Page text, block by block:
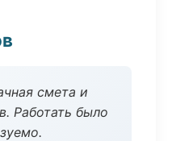
смета и
Работать было